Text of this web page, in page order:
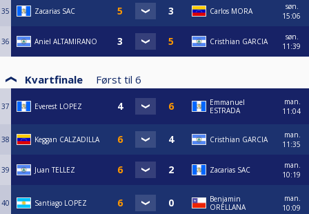
35 Zacarias SAC Carlos MORA
søn.
15:06
36 Aniel ALTAMIRANO Cristhian GARCIA
søn.
11:39
Kvartfinale Først til 6
37 Everest LOPEZ
Emmanuel
ESTRADA
man.
11:04
38 Keggan CALZADILLA Cristhian GARCIA
man.
11:35
39 Juan TELLEZ Zacarias SAC
man.
10:19
40 Santiago LOPEZ
Benjamin
ORELLANA
man.
10:09